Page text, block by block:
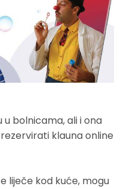
bolnicama, ali i ona
klauna online
liječe kod kuće, mogu